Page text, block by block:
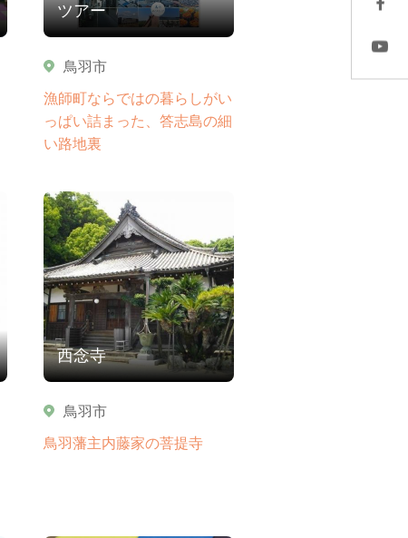
ツアー
鳥羽市
漁師町ならではの暮らしがい
っぱい詰まった、答志島の細
い路地裏
西念寺
鳥羽市
鳥羽藩主内藤家の菩提寺